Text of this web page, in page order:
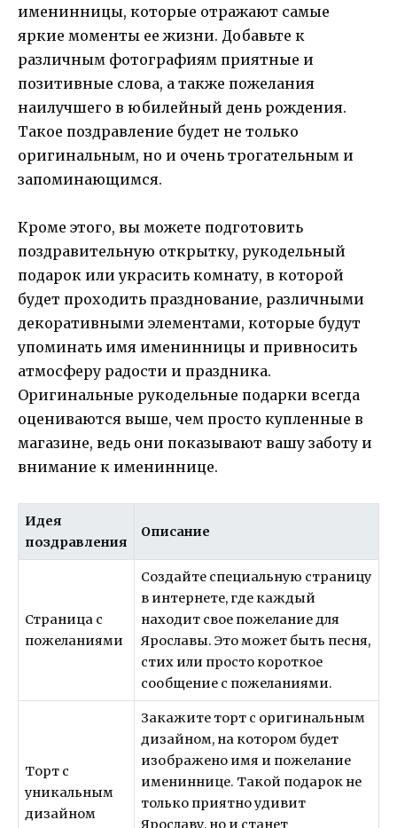
именинницы, которые отражают самые
яркие моменты ее жизни. Добавьте к
различным фотографиям приятные и
позитивные слова, а также пожелания
наилучшего в юбилейный день рождения.
Такое поздравление будет не только
оригинальным, но и очень трогательным и
запоминающимся.
Кроме этого, вы можете подготовить
поздравительную открытку, рукодельный
подарок или украсить комнату, в которой
будет проходить празднование, различными
декоративными элементами, которые будут
упоминать имя именинницы и привносить
атмосферу радости и праздника.
Оригинальные рукодельные подарки всегда
оцениваются выше, чем просто купленные в
магазине, ведь они показывают вашу заботу и
внимание к имениннице.
Идея
поздравления
Описание
Страница с
пожеланиями
Создайте специальную страницу
в интернете, где каждый
находит свое пожелание для
Ярославы. Это может быть песня,
стих или просто короткое
сообщение с пожеланиями.
Торт с
уникальным
дизайном
Закажите торт с оригинальным
дизайном, на котором будет
изображено имя и пожелание
имениннице. Такой подарок не
только приятно удивит
Ярославу, но и станет